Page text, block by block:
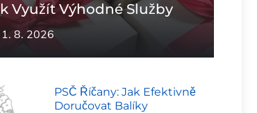
Využít Výhodné Služby
1. 8. 2026
PSČ Říčany: Jak Efektivně
Doručovat Balíky